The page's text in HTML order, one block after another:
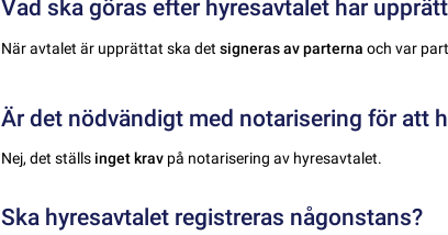
Vad ska göras efter hyresavtalet har
När avtalet är upprättat ska detsigneras av parternaoch var
Är det nödvändigt med notarisering för att
Nej, det ställs inget krav på notarisering av hyresavtalet.
Ska hyresavtalet registreras någonstans?